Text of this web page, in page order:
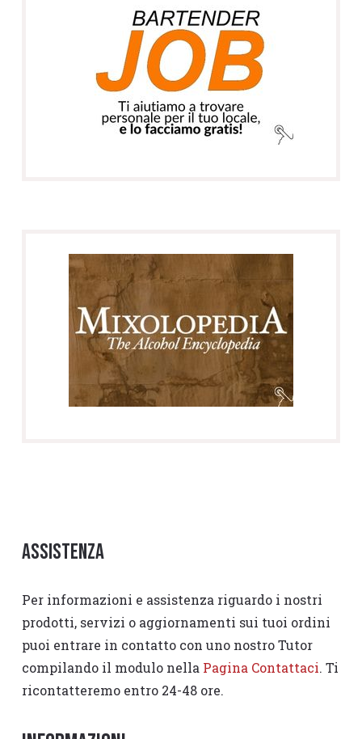
Assistenza
Per informazioni e assistenza riguardo i nostri
prodotti, servizi o aggiornamenti sui tuoi ordini
puoi entrare in contatto con uno nostro Tutor
compilando il modulo nella Pagina Contattaci. Ti
ricontatteremo entro 24-48 ore.